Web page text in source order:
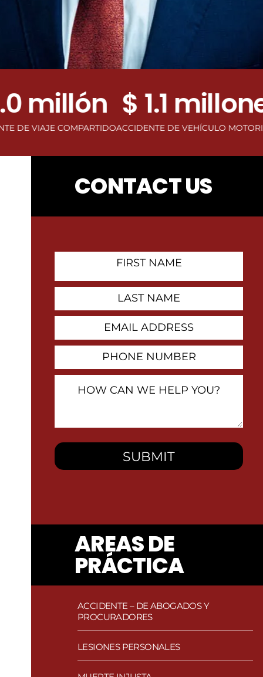
COMPARTIDO
$ 1.1 millones
ACCIDENTE DE VEHÍCULO MOTORIZADO
CONTACT US
Contact
You?
AREAS DE
PRÁCTICA
ACCIDENTE – DE ABOGADOS Y
PROCURADORES
Accidentes de Autobuses Metro
Accidentes automovilísticos
Abogado de accidentes de bicicleta
LESIONES PERSONALES
Lesiones por Agresión Sexual